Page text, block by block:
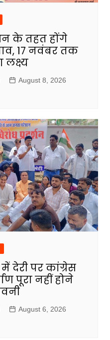
के तहत होंगे
17 नवंबर तक
लक्ष्य
August 8, 2026
देरी पर कांग्रेस
पूरा नहीं होने
August 6, 2026